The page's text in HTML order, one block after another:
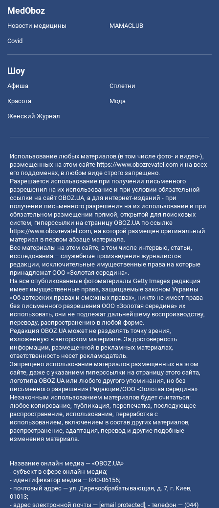
MedOboz
Новости медицины MAMACLUB
Covid
Шоу
Афиша Сплетни
Красота Мода
Женский Журнал
Использование любых материалов (в том числе фото- и видео-),
размещенных на этом сайте https://www.obozrevatel.com и на всех
его поддоменах, в любом виде строго запрещено.
Разрешается использование при получении письменного
разрешения на их использование и при условии обязательной
ссылки на сайт OBOZ.UA, а для интернет-изданий - при
получении письменного разрешения на их использование и при
обязательном размещении прямой, открытой для поисковых
систем, гиперссылки на страницу OBOZ.UA по ссылке
https://www.obozrevatel.com, на которой размещен оригинальный
материал в первом абзаце материала.
Все материалы на этом сайте, в том числе интервью, статьи,
исследования – служебные произведения журналистов
редакции, исключительные имущественные права на которые
принадлежат ООО «Золотая середина».
На все опубликованные фотоматериалы Getty Images редакция
имеет имущественные права, защищаемые законом Украины
«Об авторских правах и смежных правах», никто не имеет права
без письменного разрешения ООО «Золотая середина» их
использовать, они не подлежат дальнейшему воспроизводству,
переводу, распространению в любой форме.
Редакция OBOZ.UA может не разделять точку зрения,
изложенную в авторском материале. За достоверность
информации, размещенной в рекламных материалах,
ответственность несет рекламодатель.
Запрещено использование материалов размещенных на этом
сайте, даже с указанием гиперссылки на страницу этого сайта,
логотипа OBOZ.UA или любого другого упоминания, но без
письменного разрешения Редакции/ООО «Золотая середина»
Незаконным использованием материалов будет считаться:
любое копирование, публикация, перепечатка, последующее
распространение, использование, переработка с
использованием, включением в состав других материалов,
распространение, адаптация, перевод и другие подобные
изменения материала.
Название онлайн медиа — «OBOZ.UA»
- субъект в сфере онлайн медиа;
- идентификатор медиа — R40-06156;
- почтовый адрес — ул. Деревообрабатывающая, д. 7, г. Киев,
01013;
- адрес электронной почты — [email protected]; - телефон — (044)